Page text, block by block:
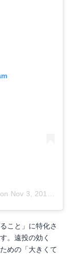
on Nov 3, 2017 at 4:02am PDT
こと」に特化さ
。遠投の効く
めの「大きくて